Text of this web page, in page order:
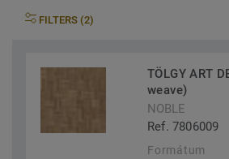
FILTERS (2)
TÖLGY ART
weave)
NOBLE
Ref. 7806009
Formátum